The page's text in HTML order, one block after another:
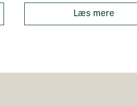
Læs mere